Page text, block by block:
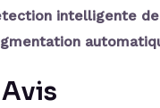
intelligente